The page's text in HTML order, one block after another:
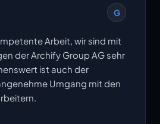
G
Arbeit, wir sind mit
der Archify Group AG sehr
ist auch der
Umgang mit den